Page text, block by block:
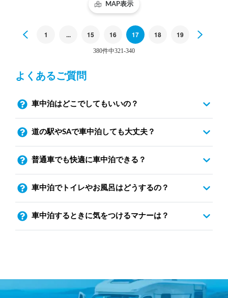
MAP表示
Previous
1 ... 15 16 17 18 19
380件中321-340
よくあるご質問
車中泊はどこでしてもいいの？
道の駅やSAで車中泊しても大丈夫？
普通車でも快適に車中泊できる？
車中泊でトイレやお風呂はどうするの？
車中泊するときに気をつけるマナーは？